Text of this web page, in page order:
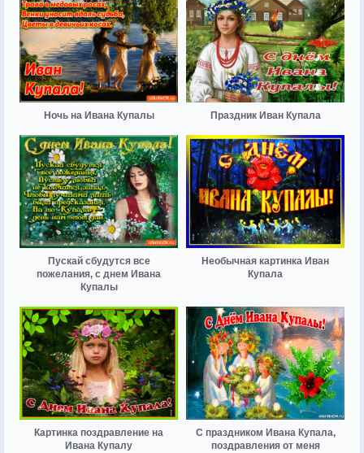
Ночь на Ивана Купалы Праздник Иван Купала
Пускай сбудутся все
пожелания, с днем Ивана
Купалы
Необычная картинка Иван
Купала
Картинка поздравление на
Ивана Купалу
С праздником Ивана Купала,
поздравления от меня